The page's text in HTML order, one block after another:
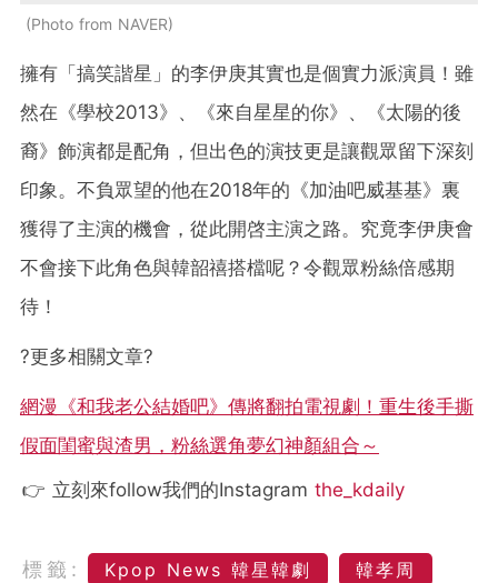
Photo from NAVER
擁有「搞笑諧星」的李伊庚其實也是個實力派演員！雖
然在《學校2013》、《來自星星的你》、《太陽的後
裔》飾演都是配角，但出色的演技更是讓觀眾留下深刻
印象。不負眾望的他在2018年的《加油吧威基基》裏
獲得了主演的機會，從此開啓主演之路。究竟李伊庚會
不會接下此角色與韓韶禧搭檔呢？令觀眾粉絲倍感期
待！
?更多相關文章?
網漫《和我老公結婚吧》傳將翻拍電視劇！重生後手撕
假面閨蜜與渣男，粉絲選角夢幻神顏組合～
👉 立刻來follow我們的Instagram the_kdaily
標籤: Kpop News 韓星韓劇
韓孝周